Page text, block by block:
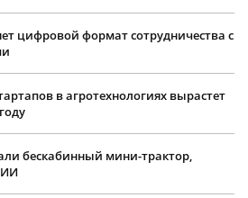
цифровой формат сотрудничества с
в агротехнологиях вырастет
бескабинный мини-трактор,